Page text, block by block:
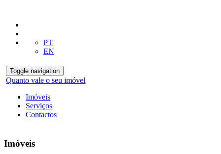
PT
EN
Toggle navigation
Quanto vale o seu imóvel
Imóveis
Serviços
Contactos
Imóveis